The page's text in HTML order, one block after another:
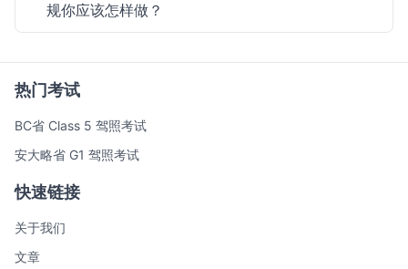
规你应该怎样做？
热门考试
BC省 Class 5 驾照考试
安大略省 G1 驾照考试
快速链接
关于我们
文章